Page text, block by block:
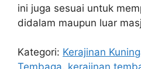
ini juga sesuai untuk
didalam maupun luar
Kategori: Kerajinan